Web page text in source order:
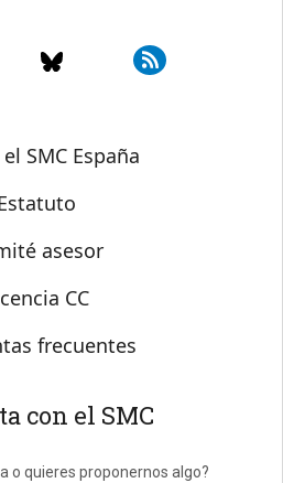
SMC España
asesor
CC
frecuentes
con el SMC
o quieres proponernos algo?